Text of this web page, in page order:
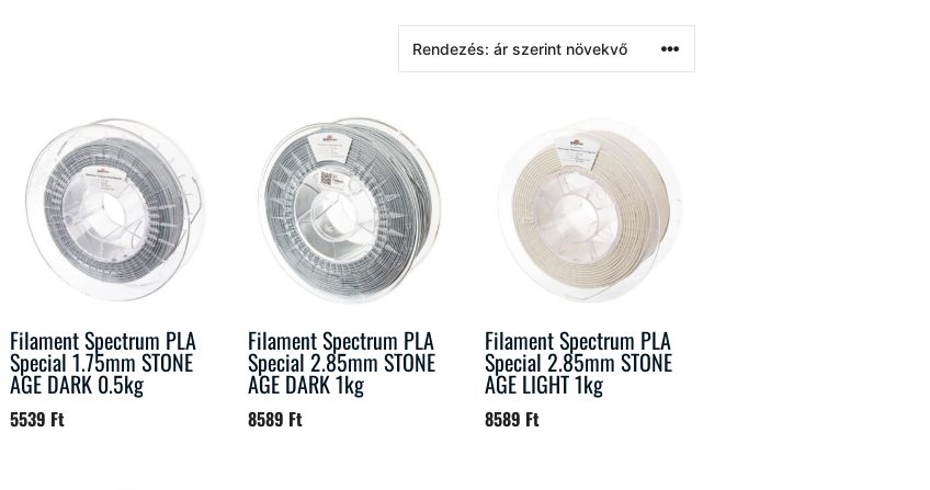
Filament Spectrum PLA
Special 1.75mm STONE
AGE DARK 0.5kg
5539 Ft
Filament Spectrum PLA
Special 2.85mm STONE
AGE DARK 1kg
8589 Ft
Filament Spectrum PLA
Special 2.85mm STONE
AGE LIGHT 1kg
8589 Ft